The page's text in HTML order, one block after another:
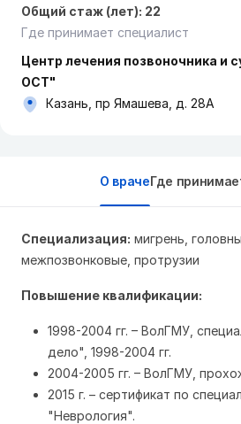
Общий стаж (лет): 22
Где принимает специалист
Центр лечения позвоночника и
ОСТ"
Казань, пр Ямашева, д. 28А
О врачеГде
Специализация: мигрень,
межпозвонковые, протрузии
Повышение квалификации:
1998-2004 гг. – ВолГМУ,
дело", 1998-2004 гг.
2004-2005 гг. – ВолГМУ,
2015 г. – сертификат по
"Неврология".